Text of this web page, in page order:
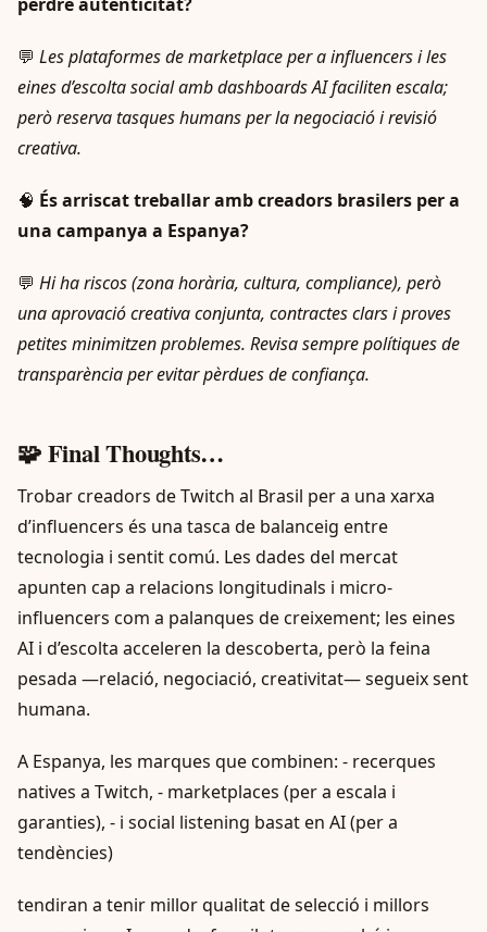
💬 Les plataformes de marketplace per a influencers i les
eines d’escolta social amb dashboards AI faciliten escala;
però reserva tasques humans per la negociació i revisió
creativa.
🧠 És arriscat treballar amb creadors brasilers per a
una campanya a Espanya?
💬 Hi ha riscos (zona horària, cultura, compliance), però
una aprovació creativa conjunta, contractes clars i proves
petites minimitzen problemes. Revisa sempre polítiques de
transparència per evitar pèrdues de confiança.
🧩 Final Thoughts…
Trobar creadors de Twitch al Brasil per a una xarxa
d’influencers és una tasca de balanceig entre
tecnologia i sentit comú. Les dades del mercat
apunten cap a relacions longitudinals i micro-
influencers com a palanques de creixement; les eines
AI i d’escolta acceleren la descoberta, però la feina
pesada —relació, negociació, creativitat— segueix sent
humana.
A Espanya, les marques que combinen: - recerques
natives a Twitch, - marketplaces (per a escala i
garanties), - i social listening basat en AI (per a
tendències)
tendiran a tenir millor qualitat de selecció i millors